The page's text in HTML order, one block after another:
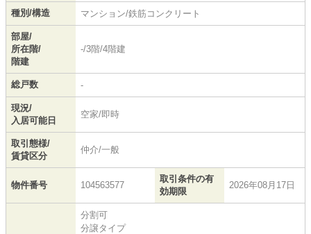
種別/構造 マンション/鉄筋コンクリート
部屋/
所在階/
階建
-/3階/4階建
総戸数 -
現況/
入居可能日
空家/即時
取引態様/
賃貸区分
仲介/一般
物件番号 104563577
取引条件の有
効期限
2026年08月17日
分割可
分譲タイプ